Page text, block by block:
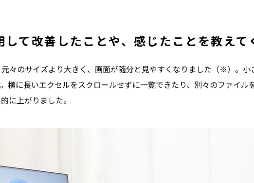
て改善したことや、感じたことを教えて
々のサイズより大きく、画面が随分と見やすくなりました（※）。小
横に長いエクセルをスクロールせずに一覧できたり、別々のファイル
に上がりました。